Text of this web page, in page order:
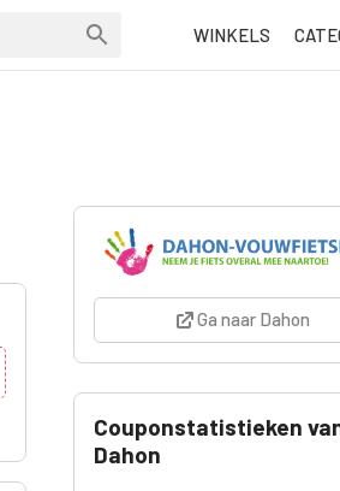
WINKELS
Ga naar Dahon
Couponstatistieken
Dahon